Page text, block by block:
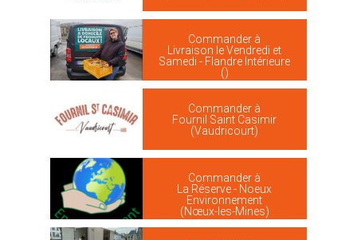
Commander à
Livraison le Vendredi et
Samedi - Flandre Intérieure
()
Commander à
Fournil Saint Casimir
(Vaudricourt)
Commander à
La Réserve - Noeux
Environnement
(Nœux-les-Mines)